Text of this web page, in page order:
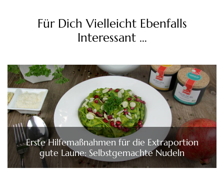
Für Dich Vielleicht Ebenfalls
Interessant …
Erste Hilfemaßnahmen für die Extraportion
gute Laune: Selbstgemachte Nudeln